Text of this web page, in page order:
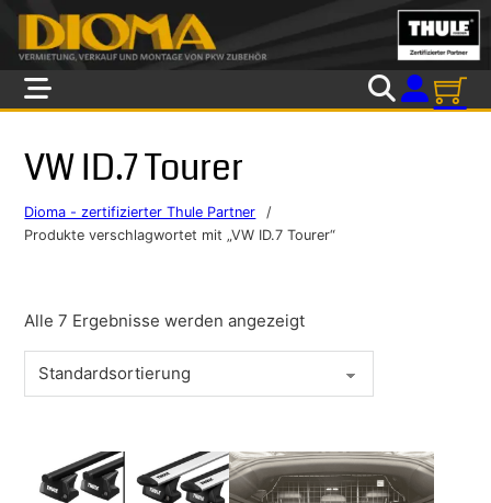
Skip to main content
Skip to footer
VW ID.7 Tourer
Dioma - zertifizierter Thule Partner
/
Produkte verschlagwortet mit „VW ID.7 Tourer“
Alle 7 Ergebnisse werden angezeigt